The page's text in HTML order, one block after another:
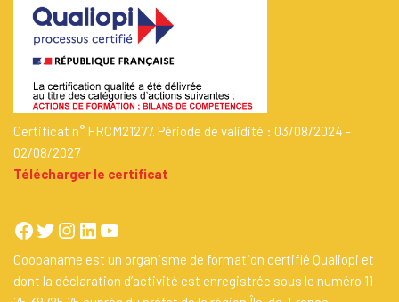
Certificat n° FRCM21277. Période de validité : 03/08/2024 -
02/08/2027
Télécharger le certificat
Coopaname est un organisme de formation certifié Qualiopi et
dont la déclaration d’activité est enregistrée sous le numéro 11